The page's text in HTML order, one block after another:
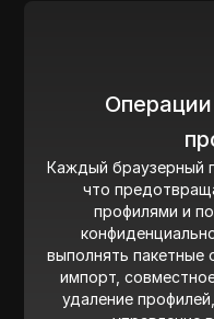
Каждый браузерный
что
профилями и
выполнять пакетные
импорт,
удаление